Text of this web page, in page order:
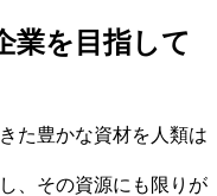
業を目指して
た豊かな資材を人類は
、その資源にも限りが